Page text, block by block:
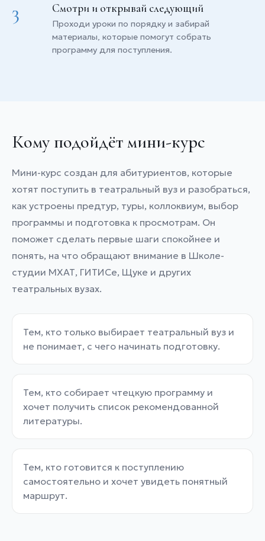
3 Смотри и открывай следующий
Проходи уроки по порядку и забирай
материалы, которые помогут собрать
программу для поступления.
Кому подойдёт мини-курс
Мини-курс создан для абитуриентов, которые
хотят поступить в театральный вуз и разобраться,
как устроены предтур, туры, коллоквиум, выбор
программы и подготовка к просмотрам. Он
поможет сделать первые шаги спокойнее и
понять, на что обращают внимание в Школе-
студии МХАТ, ГИТИСе, Щуке и других
театральных вузах.
Тем, кто только выбирает театральный вуз и
не понимает, с чего начинать подготовку.
Тем, кто собирает чтецкую программу и
хочет получить список рекомендованной
литературы.
Тем, кто готовится к поступлению
самостоятельно и хочет увидеть понятный
маршрут.